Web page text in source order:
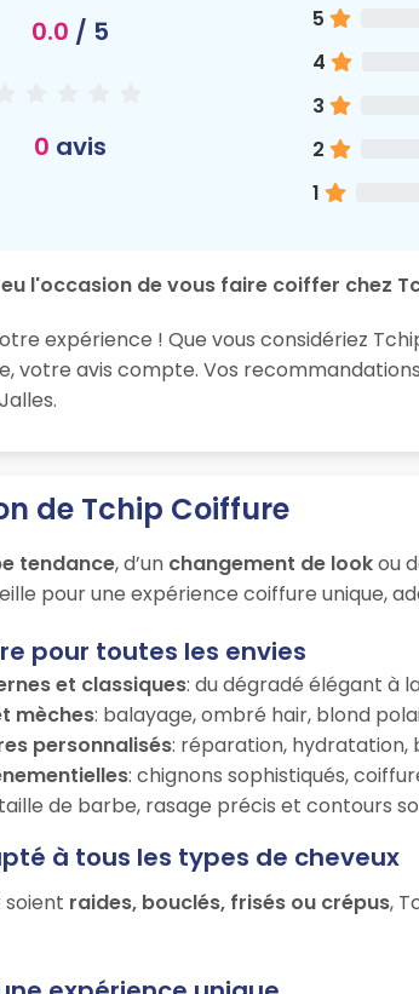
0.0 / 5
0 avis
5
4
3
2
1
l'occasion de vous faire coiffer chez
expérience ! Que vous considériez
votre avis compte. Vos
de Tchip Coiffure
tendance, d’un changement de lookou
pour une expérience coiffure unique,
pour toutes les envies
et classiques: du dégradé élégant à
mèches: balayage, ombré hair, blond
personnalisés: réparation, hydratation,
: chignons sophistiqués,
de barbe, rasage précis et contours
à tous les types de cheveux
soient raides, bouclés, frisés ou crépus,